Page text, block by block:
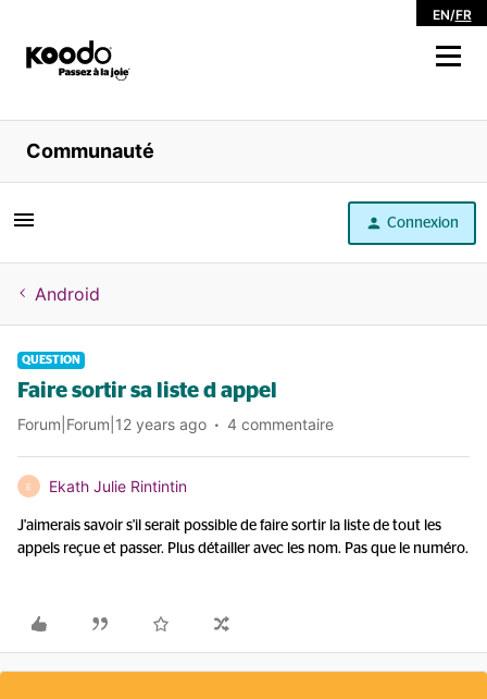
EN/FR
Magasiner
Libre service
Aide
Communauté
Connexion
Android
QUESTION
Faire sortir sa liste d appel
Forum|Forum|12 years ago 4 commentaire
E Ekath Julie Rintintin
J'aimerais savoir s'il serait possible de faire sortir la liste de tout les
appels reçue et passer. Plus détailler avec les nom. Pas que le numéro.